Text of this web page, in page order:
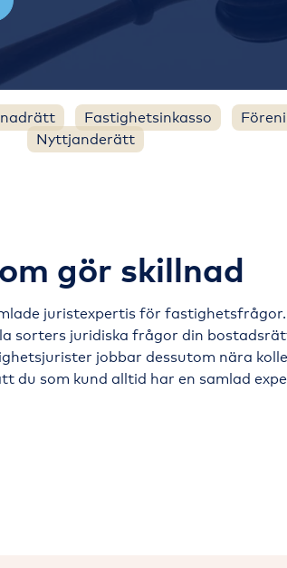
Fastighetsinkasso
Nyttjanderätt
gör skillnad
juristexpertis för
sorters juridiska frågor din
jobbar dessutom nära
du som kund alltid har en samlad